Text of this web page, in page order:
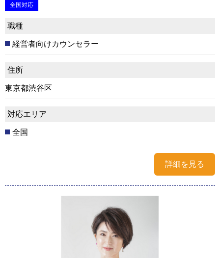
全国対応
職種
経営者向けカウンセラー
住所
東京都渋谷区
対応エリア
全国
詳細を見る